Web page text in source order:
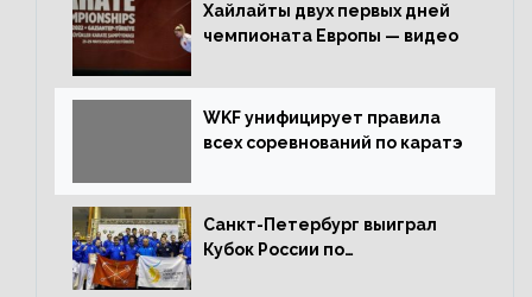
Хайлайты двух первых дней
чемпионата Европы — видео
WKF унифицирует правила
всех соревнований по каратэ
Санкт-Петербург выиграл
Кубок России по